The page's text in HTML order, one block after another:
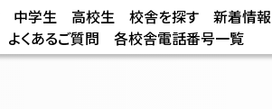
中学生 高校生 校舎を探す 新着情報
よくあるご質問 各校舎電話番号一覧